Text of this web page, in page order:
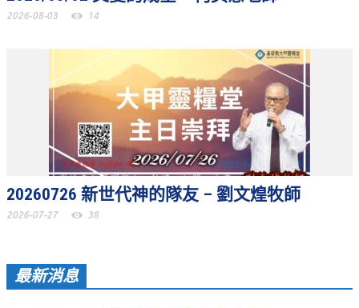
聚會剪影_2016年
聚會剪影_2015年
聚會剪影_2014年
聚會剪影_2013年
教會節慶_2026年
教會節慶_2025年
教會節慶_2022年
2026-08-03 14
20260726 新世代神的隊友 – 劉文煌牧師
2026-07-27 38
最新消息